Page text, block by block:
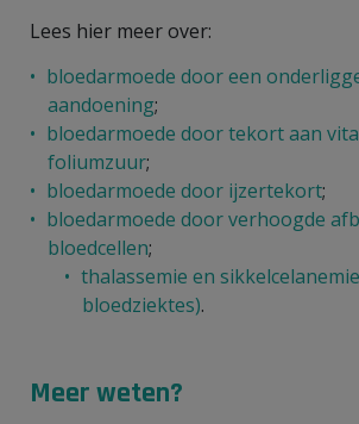
Lees hier meer over:
bloedarmoede door een
aandoening;
bloedarmoede door tekort aan
foliumzuur;
bloedarmoede door ijzertekort;
bloedarmoede door verhoogde
bloedcellen;
thalassemie en
bloedziektes).
Meer weten?